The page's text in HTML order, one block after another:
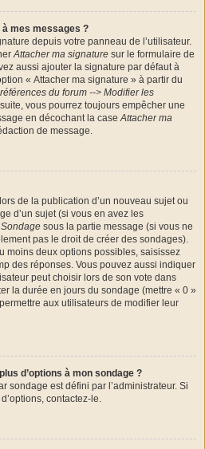
mes messages ?
depuis votre panneau de l’utilisateur.
Attacher ma signature sur le formulaire de
aussi ajouter la signature par défaut à
« Attacher ma signature » à partir du
du forum --> Modifier les
vous pourrez toujours empêcher une
en décochant la caseAttacher ma
de message.
de la publication d’un nouveau sujet ou
d’un sujet (si vous en avez les
Sondage sous la partie message (si vous ne
pas le droit de créer des sondages).
moins deux options possibles, saisissez
des réponses. Vous pouvez aussi indiquer
peut choisir lors de son vote dans
la durée en jours du sondage (mettre « 0 »
aux utilisateurs de modifier leur
d’options à mon sondage ?
sondage est défini par l’administrateur. Si
contactez-le.